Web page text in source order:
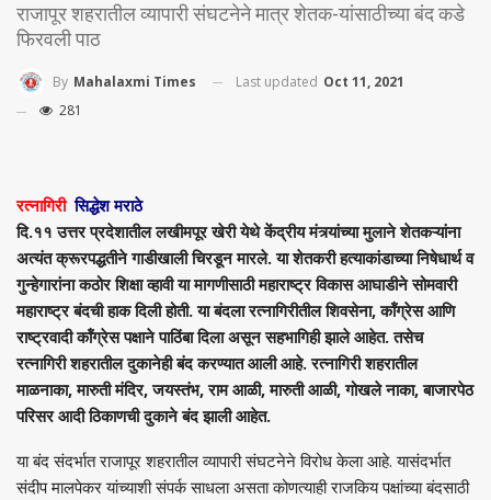
राजापूर शहरातील व्यापारी संघटनेने मात्र शेतक-यांसाठीच्या बंद कडे
फिरवली पाठ
By Mahalaxmi Times Last updated Oct 11, 2021
281
रत्नागिरी सिद्धेश मराठे
दि.११ उत्तर प्रदेशातील लखीमपूर खेरी येथे केंद्रीय मंत्र्यांच्या मुलाने शेतकऱ्यांना
अत्यंत क्रूरपद्धतीने गाडीखाली चिरडून मारले. या शेतकरी हत्याकांडाच्या निषेधार्थ व
गुन्हेगारांना कठोर शिक्षा व्हावी या मागणीसाठी महाराष्ट्र विकास आघाडीने सोमवारी
महाराष्ट्र बंदची हाक दिली होती. या बंदला रत्नागिरीतील शिवसेना, कॉंग्रेस आणि
राष्ट्रवादी कॉंग्रेस पक्षाने पाठिंबा दिला असून सहभागिही झाले आहेत. तसेच
रत्नागिरी शहरातील दुकानेही बंद करण्यात आली आहे. रत्नागिरी शहरातील
माळनाका, मारुती मंदिर, जयस्तंभ, राम आळी, मारुती आळी, गोखले नाका, बाजारपेठ
परिसर आदी ठिकाणची दुकाने बंद झाली आहेत.
या बंद संदर्भात राजापूर शहरातील व्यापारी संघटनेने विरोध केला आहे. यासंदर्भात
संदीप मालपेकर यांच्याशी संपर्क साधला असता कोणत्याही राजकिय पक्षांच्या बंदसाठी